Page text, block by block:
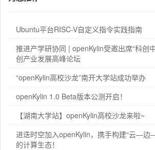
Ubuntu平台RISC-V自定义指令实践指南
推进产学研协同 | openKylin受邀出席“科创
创产业发展高峰论坛
“openKylin高校沙龙”南开大学站成功举办
openKylin 1.0 Beta版本公测开启！
【湖南大学站】openKylin高校沙龙来啦~
进迭时空加入openKylin，携手构建“云—边
的计算生态！